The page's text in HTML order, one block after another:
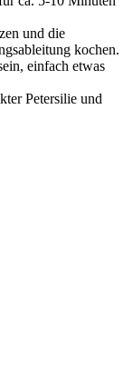
und die
kochen.
einfach etwas
Petersilie und